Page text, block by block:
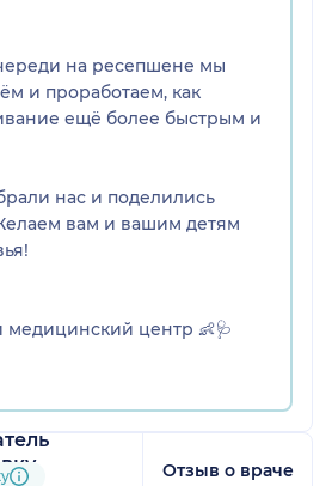
на ресепшене мы
и проработаем, как
ещё более быстрым и
нас и поделились
вам и вашим детям
центр 👶🩺
Отзыв о враче